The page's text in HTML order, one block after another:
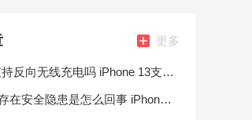
更多
iPhone 13支持反向无线充电吗 iPhone 13支持反向无线充电
iPhone被曝存在安全隐患是怎么回事 iPhone被曝存在安全隐患消息